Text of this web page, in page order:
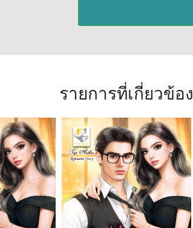
รายการที่เกี่ยวข้อง